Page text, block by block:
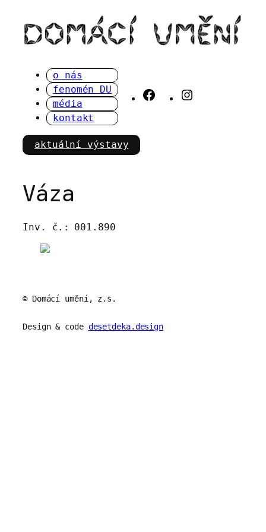
obsah
o nás
fenomén DU
média
kontakt
Facebook
aktuální výstavy
Váza
Inv. č.: 001.890
© Domácí umění, z.s.
Design & code desetdeka.design